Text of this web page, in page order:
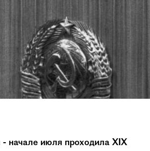
- начале июля проходила XIX